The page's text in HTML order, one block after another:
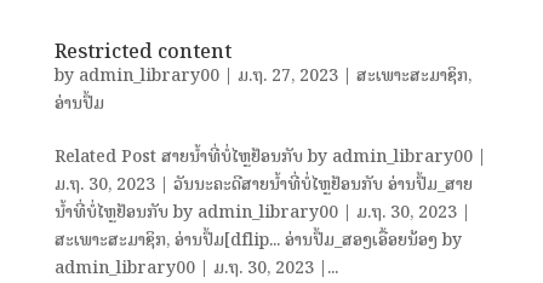
Restricted content
by admin_library00| ມ.ຖ. 27, 2023| ສະເພາະສະມາຊິກ,
ອ່ານປຶ້ມ
Related Post ສາຍນ້ຳທີ່ບໍ່ໄຫຼຢ້ອນກັບ by admin_library00 |
ມ.ຖ. 30, 2023 | ວັນນະຄະດີສາຍນ້ຳທີ່ບໍ່ໄຫຼຢ້ອນກັບ ອ່ານປຶ້ມ_ສາຍ
ນ້ຳທີ່ບໍ່ໄຫຼຢ້ອນກັບ by admin_library00 | ມ.ຖ. 30, 2023 |
ສະເພາະສະມາຊິກ, ອ່ານປຶ້ມ[dflip... ອ່ານປຶ້ມ_ສອງເອື້ອຍນ້ອງ by
admin_library00 | ມ.ຖ. 30, 2023 |...